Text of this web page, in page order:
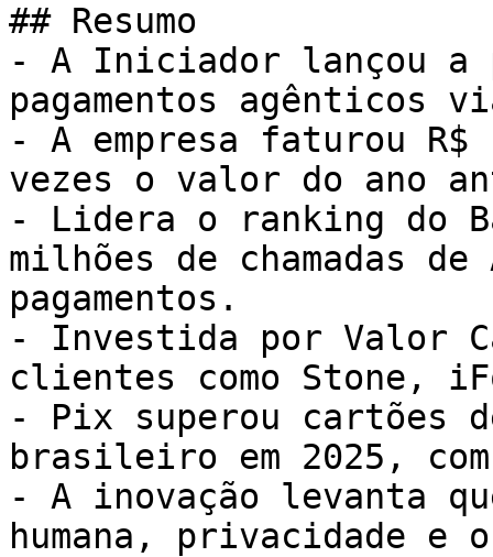
## Resumo
- A Iniciador lançou a
pagamentos agênticos
- A empresa faturou R$
vezes o valor do ano
- Lidera o ranking do
milhões de chamadas
pagamentos.
- Investida por Valor
clientes como Stone,
- Pix superou cartões
brasileiro em 2025,
- A inovação levanta
humana, privacidade e